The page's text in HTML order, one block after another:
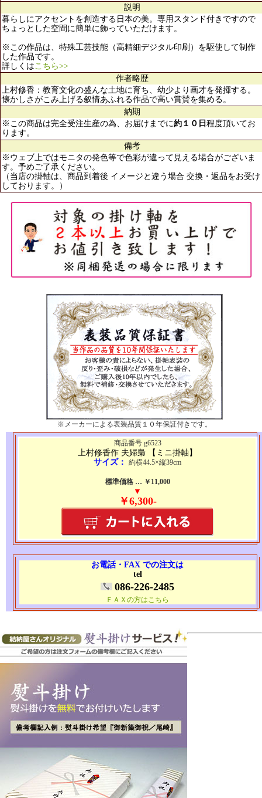
説明
暮らしにアクセントを創造する日本の美。専用スタンド付きですので
ちょっとした空間に簡単に飾っていただけます。
※この作品は、特殊工芸技能（高精細デジタル印刷）を駆使して制作
した作品です。
詳しくはこちら>>
作者略歴
上村修香：教育文化の盛んな土地に育ち、幼少より画才を発揮する。
懐かしさがこみ上げる叙情あふれる作品で高い賞賛を集める。
納期
※この商品は完全受注生産の為、お届けまでに約１０日 程度頂いてお
ります。
備考
※ウェブ上ではモニタの発色等で色彩が違って見える場合がございま
す。予めご了承ください。
（当店の掛軸は、商品到着後 イメージと違う場合 交換・返品をお受け
しております。）
※メーカーによる表装品質１０年保証付きです。
商品番号 g6523
上村修香作 夫婦梟 【ミニ掛軸】
サイズ： 約横44.5×縦39cm
標準価格 … ￥11,000
▼
￥6,300-
お電話・FAX での注文は
tel
086-226-2485
ＦＡＸの方はこちら